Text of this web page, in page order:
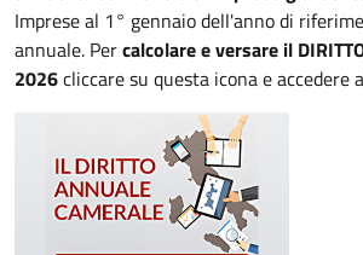
Imprese al 1° gennaio dell'anno di
annuale. Percalcolare e versare il
2026cliccare su questa icona e accedere